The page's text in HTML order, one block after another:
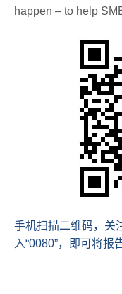
happen – to help
手机扫描二维码，关
入“0080”，即可将报